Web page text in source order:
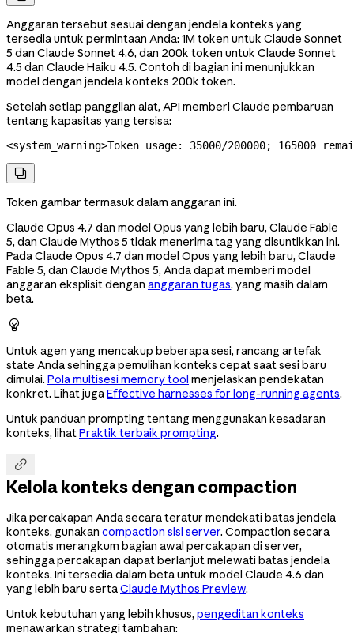
Anggaran tersebut sesuai dengan jendela konteks yang
tersedia untuk permintaan Anda: 1M token untuk Claude Sonnet
5 dan Claude Sonnet 4.6, dan 200k token untuk Claude Sonnet
4.5 dan Claude Haiku 4.5. Contoh di bagian ini menunjukkan
model dengan jendela konteks 200k token.
Setelah setiap panggilan alat, API memberi Claude pembaruan
tentang kapasitas yang tersisa:
<system_warning>Token usage: 35000/200000; 165000

Token gambar termasuk dalam anggaran ini.
Claude Opus 4.7 dan model Opus yang lebih baru, Claude Fable
5, dan Claude Mythos 5 tidak menerima tag yang disuntikkan ini.
Pada Claude Opus 4.7 dan model Opus yang lebih baru, Claude
Fable 5, dan Claude Mythos 5, Anda dapat memberi model
anggaran eksplisit dengan anggaran tugas, yang masih dalam
beta.

Untuk agen yang mencakup beberapa sesi, rancang artefak
state Anda sehingga pemulihan konteks cepat saat sesi baru
dimulai. Pola multisesi memory tool menjelaskan pendekatan
konkret. Lihat jugaEffective harnesses for long-running agents.
Untuk panduan prompting tentang menggunakan kesadaran
konteks, lihatPraktik terbaik prompting.

Kelola konteks dengan compaction
Jika percakapan Anda secara teratur mendekati batas jendela
konteks, gunakan compaction sisi server. Compaction secara
otomatis merangkum bagian awal percakapan di server,
sehingga percakapan dapat berlanjut melewati batas jendela
konteks. Ini tersedia dalam beta untuk model Claude 4.6 dan
yang lebih baru sertaClaude Mythos Preview.
Untuk kebutuhan yang lebih khusus, pengeditan konteks
menawarkan strategi tambahan: